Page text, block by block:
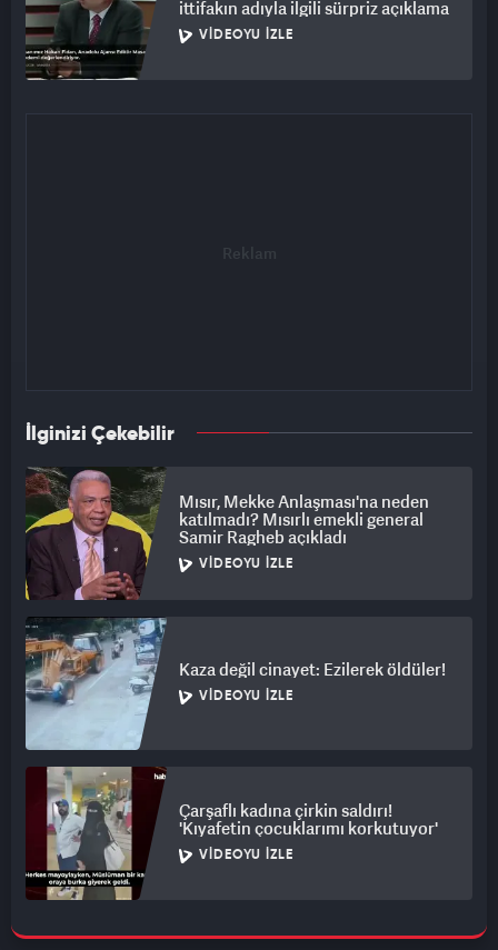
ittifakın adıyla ilgili sürpriz açıklama
VIDEOYU İZLE
İlginizi Çekebilir
Mısır, Mekke Anlaşması'na neden
katılmadı? Mısırlı emekli general
Samir Ragheb açıkladı
VIDEOYU İZLE
Kaza değil cinayet: Ezilerek öldüler!
VIDEOYU İZLE
Çarşaflı kadına çirkin saldırı!
'Kıyafetin çocuklarımı korkutuyor'
VIDEOYU İZLE